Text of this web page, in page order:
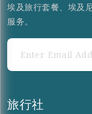
埃及旅行套餐、埃及
服务。
旅行社